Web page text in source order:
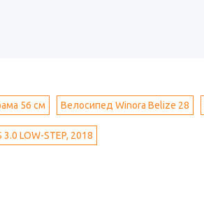
56 см Велосипед Winora Belize 28
LOW-STEP, 2018